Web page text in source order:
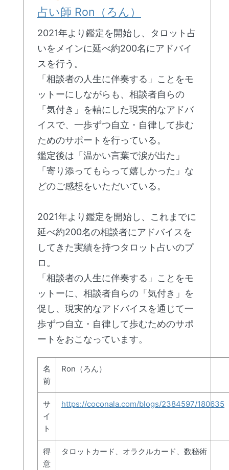
占い師 Ron（ろん）
2021年より鑑定を開始し、タロット占
いをメインに延べ約200名にアドバイ
スを行う。
「相談者の人生に伴奏する」ことをモ
ットーにしながらも、相談者自らの
「気付き」を軸にした現実的なアドバ
イスで、一歩ずつ自立・自律して歩む
ためのサポートを行っている。
鑑定後は「温かい言葉で涙が出た」
「寄り添ってもらって嬉しかった」な
どのご感想をいただいている。
2021年より鑑定を開始し、これまでに
延べ約200名の相談者にアドバイスを
してきた実績を持つタロット占いのプ
ロ。
「相談者の人生に伴奏する」ことをモ
ットーに、相談者自らの「気付き」を
促し、現実的なアドバイスを通じて一
歩ずつ自立・自律して歩むためのサポ
ートをおこなっています。
名
前
Ron（ろん）
サ
イ
ト
https://coconala.com/blogs/2384597/180635
得
意
タロットカード、オラクルカード、数秘術